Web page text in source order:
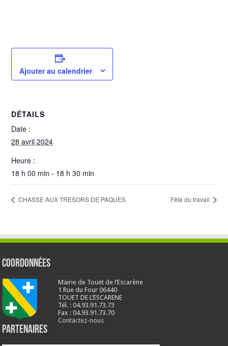
Ajouter au calendrier
DÉTAILS
Date :
28 avril 2024
Heure :
18 h 00 min - 18 h 30 min
CHASSE AUX TRESORS DE PAQUES Fête du travail
Coordonnées
Mairie de Touët de l’Escarène
1 Rue du Four 06440
TOUET DE L’ESCARENE
Tél. : 04.93.91.73.73
Fax : 04.93.91.73.70
Contactez-nous
Partenaires